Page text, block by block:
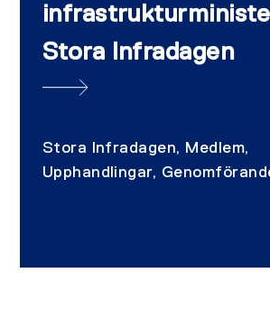
Stora Infradagen
Stora Infradagen, Medlem,
Upphandlingar,